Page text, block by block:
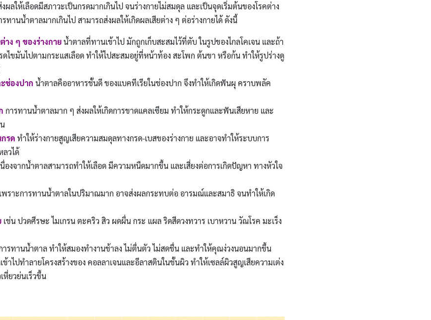
ผลให้เลือดมีสภาวะเป็นกรดมากเกินไป จนร่างกายไม่สมดุล และเป็นจุดเริ่มต้นของโรคต่าง
ทานน้ำตาลมากเกินไป สามารถส่งผลให้เกิดผลเสียต่าง ๆ ต่อร่างกายได้ ดังนี้
าง ๆ ของร่างกายน้ำตาลที่ทานเข้าไป มักถูกเก็บสะสมไว้ที่ตับ ในรูปของไกลโคเจน และถ้า
ดไขมันไปตามกระแสเลือด ทำให้ไปสะสมอยู่ที่หน้าท้อง สะโพก ต้นขา หรือก้น ทำให้รูปร่างดู
ช่องปาก น้ำตาลคืออาหารชั้นดี ของแบคทีเรียในช่องปาก จึงทำให้เกิดฟันผุ คราบพลัค
การทานน้ำตาลมาก ๆ ส่งผลให้เกิดการขาดแคลเซียม ทำให้กระดูกและฟันเสียหาย และ
รด ทำให้ร่างกายสูญเสียความสมดุลทางกรด-เบสของร่างกาย และอาจทำให้ระบบการ
ลวได้
นื่องจากน้ำตาลสามารถทำให้เลือด มีความหนืดมากขึ้น และเสี่ยงต่อการเกิดปัญหา ทางหัวใจ
เพราะการทานน้ำตาลในปริมาณมาก อาจส่งผลกระทบต่อ อารมณ์และสมาธิ จนทำให้เกิด
เช่น ปวดศีรษะ ไมเกรน ตะคริว สิว ผดผื่น กระ แผล ริดสีดวงทวาร เบาหวาน วัณโรค มะเร็ง
รทานน้ำตาล ทำให้สมองทำงานช้าลง ไม่ตื่นตัว ไม่สดชื่น และทำให้คุณง่วงนอนมากขึ้น
าไปทำลายโครงสร้างของ คอลลาเจนและอีลาสตินในชั้นผิว ทำให้เซลล์ผิวสูญเสียความเต่ง
หี่ยวย่นเร็วขึ้น